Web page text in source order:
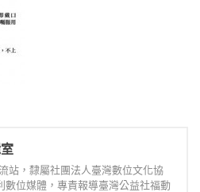
站，隸屬社團法人臺灣數位文化協
數位媒體，專責報導臺灣公益社福動